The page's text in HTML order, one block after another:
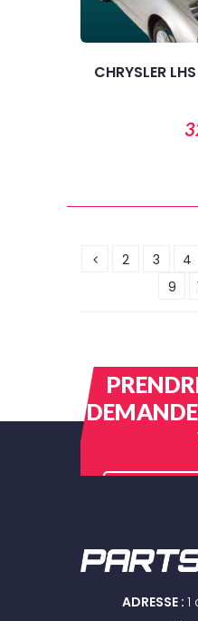
CHRYSLER
2 3 4
9
ADRESSE : 1